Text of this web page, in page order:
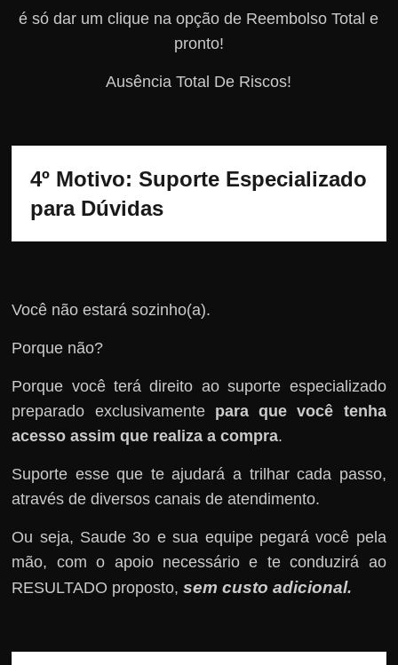
é só dar um clique na opção de Reembolso Total e
pronto!
Ausência Total De Riscos!
4º Motivo: Suporte Especializado
para Dúvidas
Você não estará sozinho(a).
Porque não?
Porque você terá direito ao suporte especializado
preparado exclusivamente para que você tenha
acesso assim que realiza a compra.
Suporte esse que te ajudará a trilhar cada passo,
através de diversos canais de atendimento.
Ou seja, Saude 3o e sua equipe pegará você pela
mão, com o apoio necessário e te conduzirá ao
RESULTADO proposto,sem custo adicional.